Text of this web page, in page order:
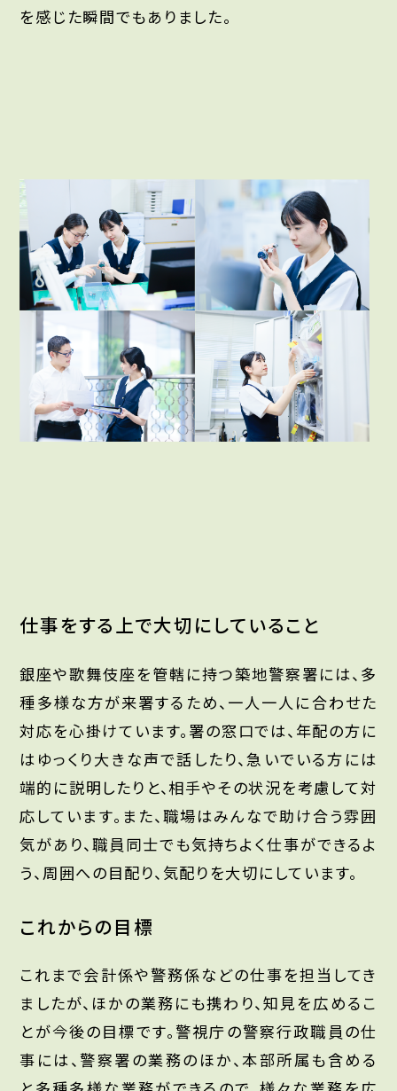
を感じた瞬間でもありました。
仕事をする上で大切にしていること
銀座や歌舞伎座を管轄に持つ築地警察署には、多
種多様な方が来署するため、一人一人に合わせた
対応を心掛けています。署の窓口では、年配の方に
はゆっくり大きな声で話したり、急いでいる方には
端的に説明したりと、相手やその状況を考慮して対
応しています。また、職場はみんなで助け合う雰囲
気があり、職員同士でも気持ちよく仕事ができるよ
う、周囲への目配り、気配りを大切にしています。
これからの目標
これまで会計係や警務係などの仕事を担当してき
ましたが、ほかの業務にも携わり、知見を広めるこ
とが今後の目標です。警視庁の警察行政職員の仕
事には、警察署の業務のほか、本部所属も含める